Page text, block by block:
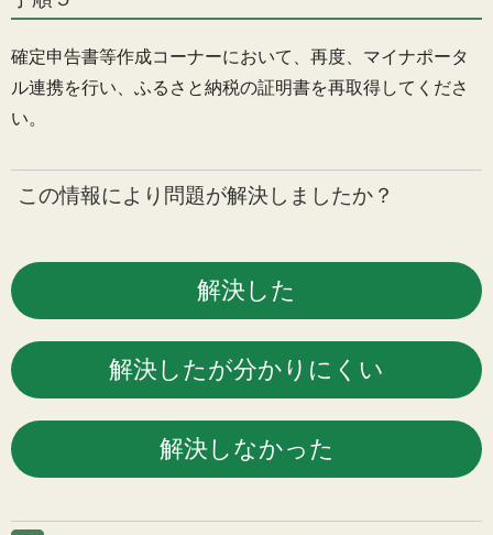
確定申告書等作成コーナーにおいて、再度、マイナポータ
ル連携を行い、ふるさと納税の証明書を再取得してくださ
い。
この情報により問題が解決しましたか？